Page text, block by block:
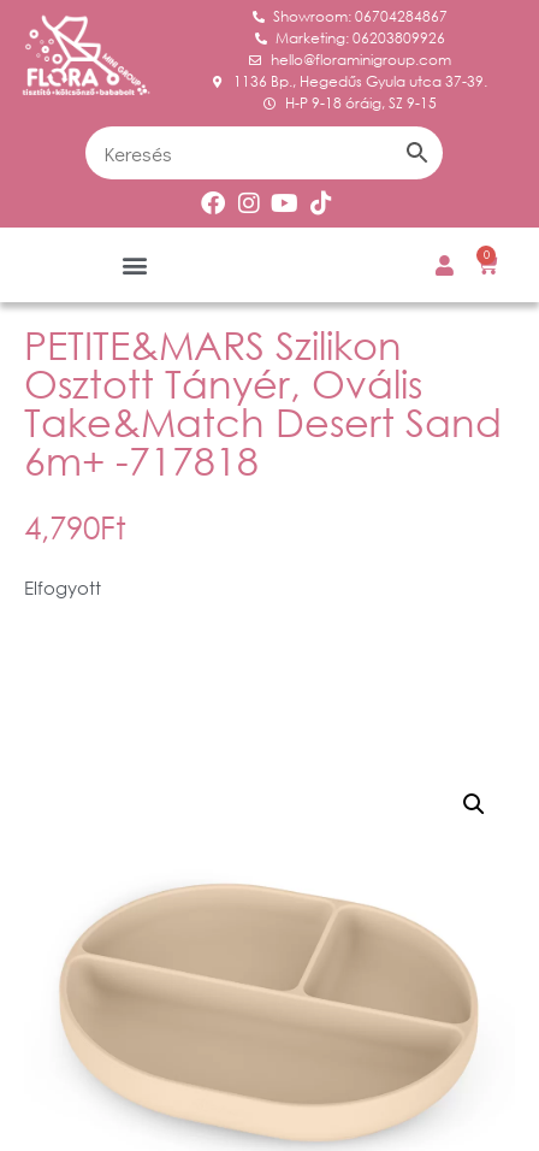
Showroom: 06704284867
Marketing: 06203809926
hello@floraminigroup.com
1136 Bp., Hegedűs Gyula utca 37-39.
H-P 9-18 óráig, SZ 9-15
0
PETITE&MARS Szilikon
Osztott Tányér, Ovális
Take&Match Desert Sand
6m+ -717818
4,790Ft
Elfogyott